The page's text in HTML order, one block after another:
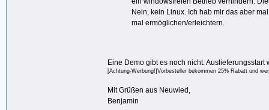
Nein, kein Linux. Ich hab mir das aber
mal ermöglichen/erleichtern.
Eine Demo gibt es noch nicht.
[Achtung-Werbung!]Vorbesteller bekommen 25% Rabatt und
Mit Grüßen aus Neuwied,
Benjamin